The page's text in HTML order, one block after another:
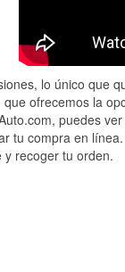
on your vehicle
for the lady to call
lo único que
que ofrecemos la
puedes
tu compra en
y recoger tu orden.